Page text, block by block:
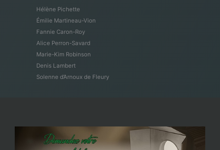
Hélène Pichette
Émilie Martineau-Vion
Fannie Caron-Roy
Alice Perron-Savard
Marie-Kim Robinson
Denis Lambert
Solenne d’Arnoux de Fleury